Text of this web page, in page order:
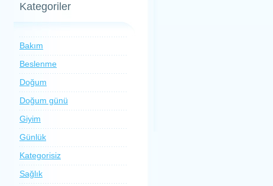
Kategoriler
Bakım
Beslenme
Doğum
Doğum günü
Giyim
Günlük
Kategorisiz
Sağlık